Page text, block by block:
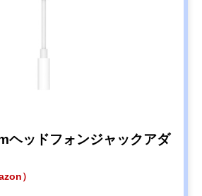
ヘッドフォンジャックアダ
）